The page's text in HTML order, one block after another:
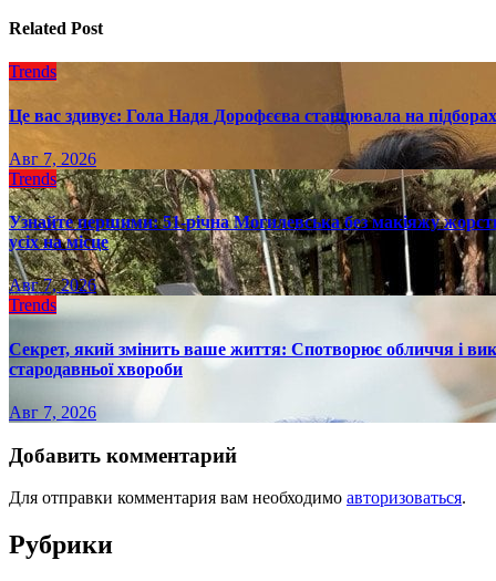
Related Post
Trends
Це вас здивує: Гола Надя Дорофєєва станцювала на
Авг 7, 2026
Trends
Узнайте першими: 51-річна Могилевська без макіяжу
усіх на місце
Авг 7, 2026
Trends
Секрет, який змінить ваше життя: Спотворює обличчя і
стародавньої хвороби
Авг 7, 2026
Добавить комментарий
Для отправки комментария вам необходимо авторизоваться.
Рубрики